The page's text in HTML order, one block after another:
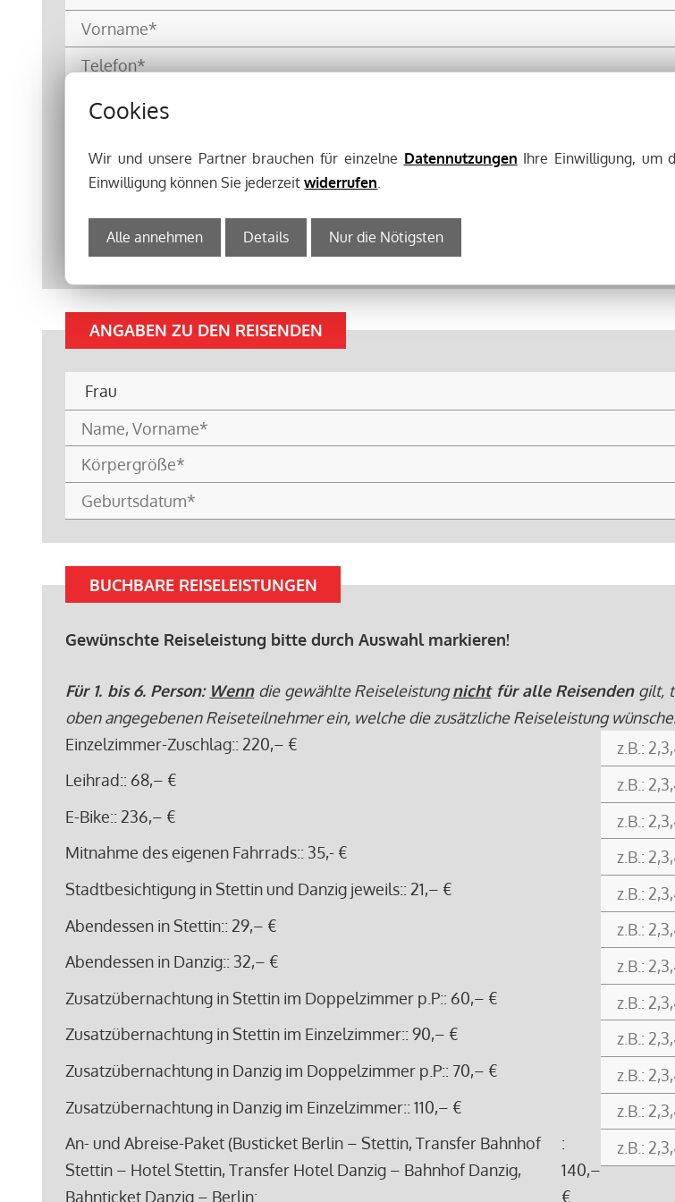
ANGABEN ZU DEN REISENDEN
BUCHBARE REISELEISTUNGEN
Gewünschte Reiseleistung bitte durch Auswahl markieren!
Für 1. bis 6. Person: Wenn die gewählte Reiseleistungnichtfür alle Reisenden gilt,
oben angegebenen Reiseteilnehmer ein, welche die zusätzliche Reiseleistung
Einzelzimmer-Zuschlag:: 220,– €
Leihrad:: 68,– €
E-Bike:: 236,– €
Mitnahme des eigenen Fahrrads:: 35,- €
Stadtbesichtigung in Stettin und Danzig jeweils:: 21,– €
Abendessen in Stettin:: 29,– €
Abendessen in Danzig:: 32,– €
Zusatzübernachtung in Stettin im Doppelzimmer p.P:: 60,– €
Zusatzübernachtung in Stettin im Einzelzimmer:: 90,– €
Zusatzübernachtung in Danzig im Doppelzimmer p.P:: 70,– €
Zusatzübernachtung in Danzig im Einzelzimmer:: 110,– €
An- und Abreise-Paket (Busticket Berlin – Stettin, Transfer Bahnhof
Stettin – Hotel Stettin, Transfer Hotel Danzig – Bahnhof Danzig,
Bahnticket Danzig – Berlin:
:
140,–
€
Cookies
Wir und unsere Partner brauchen für einzelne Datennutzungen Ihre Einwilligung, um
Einwilligung können Sie jederzeitwiderrufen
Alle annehmen Details Nur die Nötigsten